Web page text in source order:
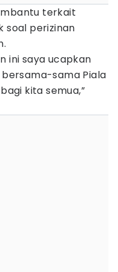
terkait
soal perizinan
ini saya ucapkan
sama Piala
kita semua,”